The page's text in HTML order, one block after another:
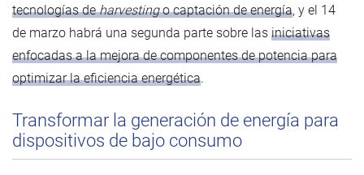
tecnologías deharvestingo captación de energía, y el 14
de marzo habrá una segunda parte sobre las iniciativas
enfocadas a la mejora de componentes de potencia para
optimizar la eficiencia energética.
Transformar la generación de energía para
dispositivos de bajo consumo